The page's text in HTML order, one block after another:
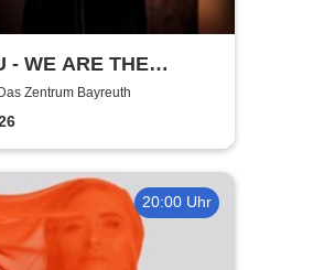
- WE ARE THE
- Stand-Up
Zentrum Bayreuth
20:00 Uhr